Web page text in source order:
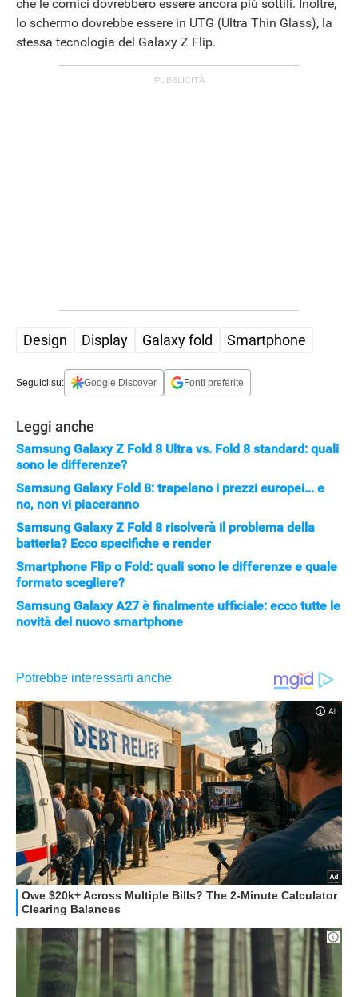
che le cornici dovrebbero essere ancora più sottili. Inoltre,
lo schermo dovrebbe essere in UTG (Ultra Thin Glass), la
stessa tecnologia del Galaxy Z Flip.
Design Display Galaxy fold Smartphone
Seguici su: Google Discover Fonti preferite
Leggi anche
Samsung Galaxy Z Fold 8 Ultra vs. Fold 8 standard: quali
sono le differenze?
Samsung Galaxy Fold 8: trapelano i prezzi europei... e
no, non vi piaceranno
Samsung Galaxy Z Fold 8 risolverà il problema della
batteria? Ecco specifiche e render
Smartphone Flip o Fold: quali sono le differenze e quale
formato scegliere?
Samsung Galaxy A27 è finalmente ufficiale: ecco tutte le
novità del nuovo smartphone